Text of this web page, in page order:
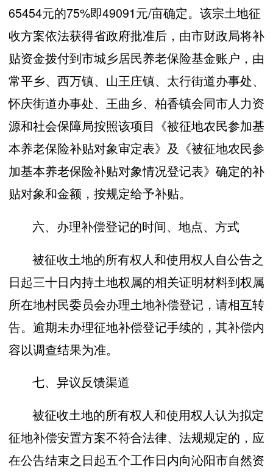
65454元的75%即49091元/亩确定。该宗土地征
收方案依法获得省政府批准后，由市财政局将补
贴资金拨付到市城乡居民养老保险基金账户，由
常平乡、西万镇、山王庄镇、太行街道办事处、
怀庆街道办事处、王曲乡、柏香镇会同市人力资
源和社会保障局按照该项目《被征地农民参加基
本养老保险补贴对象审定表》及《被征地农民参
加基本养老保险补贴对象情况登记表》确定的补
贴对象和金额，按规定给予补贴。
六、办理补偿登记的时间、地点、方式
被征收土地的所有权人和使用权人自公告之
日起三十日内持土地权属的相关证明材料到权属
所在地村民委员会办理土地补偿登记，请相互转
告。逾期未办理征地补偿登记手续的，其补偿内
容以调查结果为准。
七、异议反馈渠道
被征收土地的所有权人和使用权人认为拟定
征地补偿安置方案不符合法律、法规规定的，应
在公告结束之日起五个工作日内向沁阳市自然资